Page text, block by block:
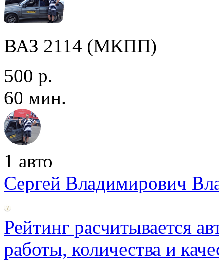
ВАЗ 2114 (МКПП)
500 р.
60 мин.
1 авто
Сергей Владимирович
Рейтинг расчитывается
работы, количества и